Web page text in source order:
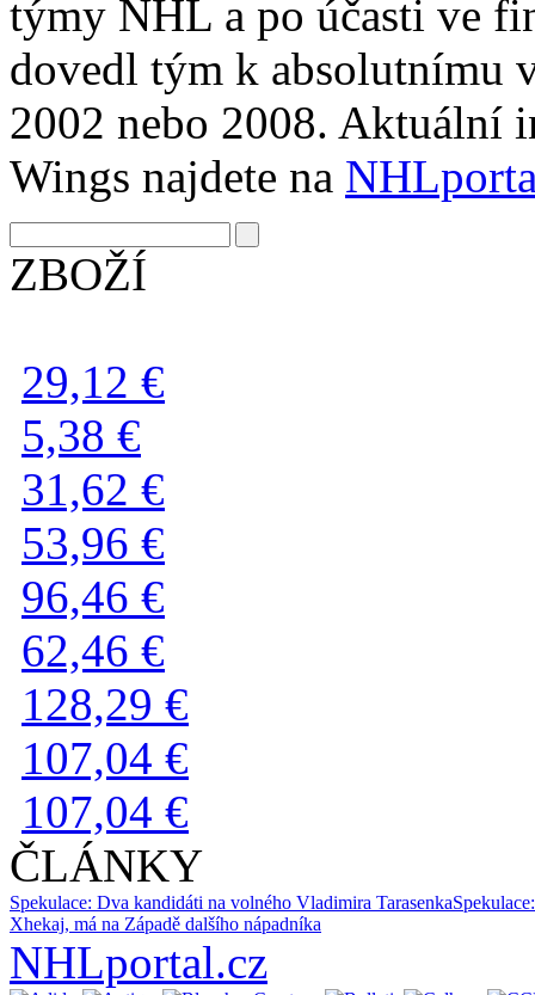
týmy NHL a po účasti ve
dovedl tým k absolutnímu
2002 nebo 2008. Aktuální
Wings najdete na
ZBOŽÍ
29,12 €
5,38 €
31,62 €
53,96 €
96,46 €
62,46 €
128,29 €
107,04 €
107,04 €
ČLÁNKY
Spekulace: Dva kandidáti na volného Vladimira Tarasenka
Xhekaj, má na Západě dalšího nápadníka
NHLportal.cz